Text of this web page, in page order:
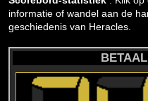
informatie of wandel aan de
geschiedenis van Heracles.